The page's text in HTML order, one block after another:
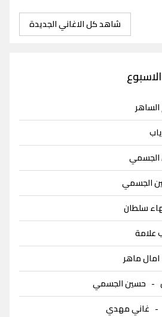
شاهد كل الاغاني الجديدة
الجسمي
سلطان
علامة
امال ماهر
- حسين الجسمي
- غاني مهدي